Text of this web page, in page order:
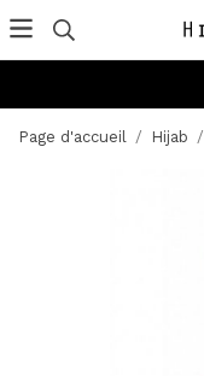
Page d'accueil / Hijab /